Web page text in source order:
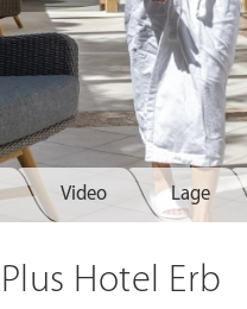
Video Lage
Hotel Erb